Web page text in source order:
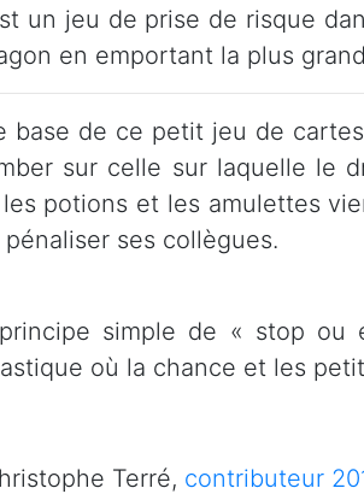
un jeu de prise de risque
en emportant la plus
base de ce petit jeu de
sur celle sur laquelle le
les potions et les amulettes
ses collègues.
simple de « stop ou
où la chance et les
Terré, contributeur